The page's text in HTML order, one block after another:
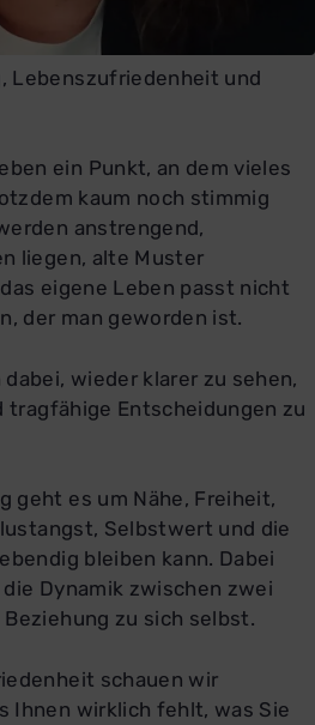
Lebenszufriedenheit und
ein Punkt, an dem vieles
kaum noch stimmig
anstrengend,
liegen, alte Muster
eigene Leben passt nicht
der man geworden ist.
wieder klarer zu sehen,
tragfähige Entscheidungen zu
geht es um Nähe, Freiheit,
Selbstwert und die
bleiben kann. Dabei
Dynamik zwischen zwei
zu sich selbst.
schauen wir
Ihnen wirklich fehlt, was Sie